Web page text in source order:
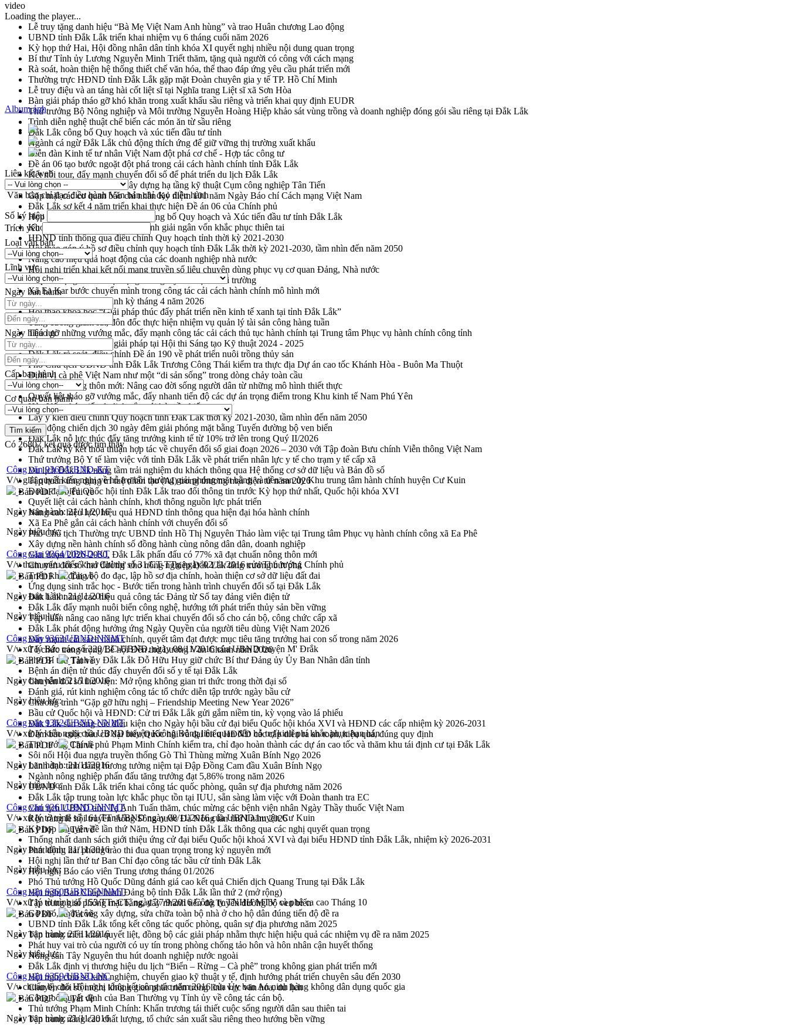
video
Loading the player...
Lễ truy tặng danh hiệu “Bà Mẹ Việt Nam Anh hùng” và trao Huân chương Lao động
UBND tỉnh Đắk Lắk triển khai nhiệm vụ 6 tháng cuối năm 2026
Kỳ họp thứ Hai, Hội đồng nhân dân tỉnh khóa XI quyết nghị nhiều nội dung quan trọng
Bí thư Tỉnh ủy Lương Nguyễn Minh Triết thăm, tặng quà người có công với cách mạng
Rà soát, hoàn thiện hệ thống thiết chế văn hóa, thể thao đáp ứng yêu cầu phát triển mới
Thường trực HĐND tỉnh Đắk Lắk gặp mặt Đoàn chuyên gia y tế TP. Hồ Chí Minh
Lễ truy điệu và an táng hài cốt liệt sĩ tại Nghĩa trang Liệt sĩ xã Sơn Hòa
Bàn giải pháp tháo gỡ khó khăn trong xuất khẩu sầu riêng và triển khai quy định EUDR
Thứ trưởng Bộ Nông nghiệp và Môi trường Nguyễn Hoàng Hiệp khảo sát vùng trồng và doanh nghiệp đóng gói sầu riêng tại Đắk Lắk
Trình diễn nghệ thuật chế biến các món ăn từ sầu riêng
Đắk Lắk công bố Quy hoạch và xúc tiến đầu tư tỉnh
Ngành cá ngừ Đắk Lắk chủ động thích ứng để giữ vững thị trường xuất khẩu
Diễn đàn Kinh tế tư nhân Việt Nam đột phá cơ chế - Hợp tác công tư
Đề án 06 tạo bước ngoặt đột phá trong cải cách hành chính tỉnh Đắk Lắk
Kết nối tour, đẩy mạnh chuyển đổi số để phát triển du lịch Đắk Lắk
Khởi động Dự án Đầu tư xây dựng hạ tầng kỹ thuật Cụm công nghiệp Tân Tiến
Gặp mặt các cơ quan báo chí nhân Kỷ niệm 101 năm Ngày Báo chí Cách mạng Việt Nam
Đắk Lắk sơ kết 4 năm triển khai thực hiện Đề án 06 của Chính phủ
Họp báo thông tin về Hội nghị Công bố Quy hoạch và Xúc tiến đầu tư tỉnh Đắk Lắk
Khơi thông điểm nghẽn, đẩy nhanh giải ngân vốn khắc phục thiên tai
HĐND tỉnh thông qua điều chỉnh Quy hoạch tỉnh thời kỳ 2021-2030
Hội thảo góp ý hồ sơ điều chỉnh quy hoạch tỉnh Đắk Lắk thời kỳ 2021-2030, tầm nhìn đến năm 2050
Nâng cao hiệu quả hoạt động của các doanh nghiệp nhà nước
Hội nghị triển khai kết nối mạng truyền số liệu chuyên dùng phục vụ cơ quan Đảng, Nhà nước
Lễ phát động chuỗi hoạt động chung tay làm sạch môi trường
Xã Ea Kar bước chuyển mình trong công tác cải cách hành chính mô hình mới
UBND tỉnh họp báo định kỳ tháng 4 năm 2026
Hội thảo khoa học “Giải pháp thúc đẩy phát triển nền kinh tế xanh tại tỉnh Đắk Lắk”
Tăng cường giám sát, đôn đốc thực hiện nhiệm vụ quản lý tài sản công hàng tuần
Tháo gỡ những vướng mắc, đẩy mạnh công tác cải cách thủ tục hành chính tại Trung tâm Phục vụ hành chính công tỉnh
Đắk Lắk: Tôn vinh 46 giải pháp tại Hội thi Sáng tạo Kỹ thuật 2024 - 2025
Đắk Lắk rà soát, điều chỉnh Đề án 190 về phát triển nuôi trồng thủy sản
Phó Chủ tịch UBND tỉnh Đắk Lắk Trương Công Thái kiểm tra thực địa Dự án cao tốc Khánh Hòa - Buôn Ma Thuột
Định vị cà phê Việt Nam như một “di sản sống” trong dòng chảy toàn cầu
Xây dựng nông thôn mới: Nâng cao đời sống người dân từ những mô hình thiết thực
Quyết liệt tháo gỡ vướng mắc, đẩy nhanh tiến độ các dự án trọng điểm trong Khu kinh tế Nam Phú Yên
Hòn Yến phát triển du lịch gắn với bảo tồn biển
Lấy ý kiến điều chỉnh Quy hoạch tỉnh Đắk Lắk thời kỳ 2021-2030, tầm nhìn đến năm 2050
Phát động chiến dịch 30 ngày đêm giải phóng mặt bằng Tuyến đường bộ ven biển
Đắk Lắk nỗ lực thúc đẩy tăng trưởng kinh tế từ 10% trở lên trong Quý II/2026
Đắk Lắk ký kết thỏa thuận hợp tác về chuyển đổi số giai đoạn 2026 – 2030 với Tập đoàn Bưu chính Viễn thông Việt Nam
Thứ trưởng Bộ Y tế làm việc với tỉnh Đắk Lắk về phát triển nhân lực y tế cho trạm y tế cấp xã
Du lịch Đắk Lắk nâng tầm trải nghiệm du khách thông qua Hệ thống cơ sở dữ liệu và Bản đồ số
Tập huấn ứng dụng trí tuệ nhân tạo (AI) trong thương mại điện tử năm 2026
Đoàn đại biểu Quốc hội tỉnh Đắk Lắk trao đổi thông tin trước Kỳ họp thứ nhất, Quốc hội khóa XVI
Quyết liệt cải cách hành chính, khơi thông nguồn lực phát triển
Nâng cao hiệu lực, hiệu quả HĐND tỉnh thông qua hiện đại hóa hành chính
Xã Ea Phê gắn cải cách hành chính với chuyển đổi số
Phó Chủ tịch Thường trực UBND tỉnh Hồ Thị Nguyên Thảo làm việc tại Trung tâm Phục vụ hành chính công xã Ea Phê
Xây dựng nền hành chính số đồng hành cùng nông dân dân, doanh nghiệp
Giai đoạn 2026-2030, Đắk Lắk phấn đấu có 77% xã đạt chuẩn nông thôn mới
Chuyển đổi số 'mở đường' cho nông nghiệp Đắk Lắk tăng trưởng bứt phá
Triển khai đồng bộ đo đạc, lập hồ sơ địa chính, hoàn thiện cơ sở dữ liệu đất đai
Ứng dụng sinh trắc học - Bước tiến trong hành trình chuyển đổi số tại Đắk Lắk
Đắk Lắk nâng cao hiệu quả công tác Đảng từ Sổ tay đảng viên điện tử
Đắk Lắk đẩy mạnh nuôi biển công nghệ, hướng tới phát triển thủy sản bền vững
Tập huấn nâng cao năng lực triển khai chuyển đổi số cho cán bộ, công chức cấp xã
Đắk Lắk phát động hưởng ứng Ngày Quyền của người tiêu dùng Việt Nam 2026
Đẩy mạnh cải cách hành chính, quyết tâm đạt được mục tiêu tăng trưởng hai con số trong năm 2026
Tổ chức trang trọng Lễ hội Đền thờ Lương Văn Chánh năm 2026
Phó Bí thư Tỉnh ủy Đắk Lắk Đỗ Hữu Huy giữ chức Bí thư Đảng ủy Ủy Ban Nhân dân tỉnh
Bệnh án điện tử thúc đẩy chuyển đổi số y tế tại Đắk Lắk
Chuyển đổi số thư viện: Mở rộng không gian tri thức trong thời đại số
Đánh giá, rút kinh nghiệm công tác tổ chức diễn tập trước ngày bầu cử
Chương trình “Gặp gỡ hữu nghị – Friendship Meeting New Year 2026”
Bầu cử Quốc hội và HĐND: Cử tri Đắk Lắk gửi gắm niềm tin, kỳ vọng vào lá phiếu
Đắk Lắk sẵn sàng các điều kiện cho Ngày hội bầu cử đại biểu Quốc hội khóa XVI và HĐND các cấp nhiệm kỳ 2026-2031
Đảm bảo cuộc bầu cử đại biểu Quốc hội và đại biểu HĐND các cấp diễn ra an toàn, hiệu quả, đúng quy định
Thủ tướng Chính phủ Phạm Minh Chính kiểm tra, chỉ đạo hoàn thành các dự án cao tốc và thăm khu tái định cư tại Đắk Lắk
Sôi nổi Hội đua ngựa truyền thống Gò Thì Thùng mừng Xuân Bính Ngọ 2026
Lãnh đạo tỉnh dâng hương tưởng niệm tại Đập Đồng Cam đầu Xuân Bính Ngọ
Ngành nông nghiệp phấn đấu tăng trưởng đạt 5,86% trong năm 2026
UBND tỉnh Đắk Lắk triển khai công tác quốc phòng, quân sự địa phương năm 2026
Đắk Lắk tập trung toàn lực khắc phục tồn tại IUU, sẵn sàng làm việc với Đoàn thanh tra EC
Chủ tịch UBND tỉnh Tạ Anh Tuấn thăm, chúc mừng các bệnh viện nhân Ngày Thầy thuốc Việt Nam
Rộn ràng lễ hội truyền thống Sông nước Đà Nông lần thứ I năm 2026
Kỳ họp Chuyên đề lần thứ Năm, HĐND tỉnh Đắk Lắk thông qua các nghị quyết quan trọng
Thống nhất danh sách giới thiệu ứng cử đại biểu Quốc hội khoá XVI và đại biểu HĐND tỉnh Đắk Lắk, nhiệm kỳ 2026-2031
Phát động hai phong trào thi đua quan trọng trong kỷ nguyên mới
Hội nghị lần thứ tư Ban Chỉ đạo công tác bầu cử tỉnh Đắk Lắk
Hội nghị Báo cáo viên Trung ương tháng 01/2026
Phó Thủ tướng Hồ Quốc Dũng đánh giá cao kết quả Chiến dịch Quang Trung tại Đắk Lắk
Hội nghị Ban Chấp hành Đảng bộ tỉnh Đắk Lắk lần thứ 2 (mở rộng)
Tập trung giải phóng mặt bằng, đẩy nhanh tiến độ Tuyến đường bộ ven biển
Gỡ khó, khởi công xây dựng, sửa chữa toàn bộ nhà ở cho hộ dân đúng tiến độ đề ra
UBND tỉnh Đắk Lắk tổng kết công tác quốc phòng, quân sự địa phương năm 2025
Tập trung triển khai quyết liệt, đồng bộ các giải pháp nhằm thực hiện hiệu quả các nhiệm vụ đề ra năm 2025
Phát huy vai trò của người có uy tín trong phòng chống tảo hôn và hôn nhân cận huyết thống
Nông sản Tây Nguyên thu hút doanh nghiệp nước ngoài
Đắk Lắk định vị thương hiệu du lịch “Biển – Rừng – Cà phê” trong không gian phát triển mới
Hội nghị chia sẻ kinh nghiệm, chuyển giao kỹ thuật y tế, định hướng phát triển chuyên sâu đến 2030
Chuyển đổi số mở ra không gian phát triển trong lĩnh vực văn hóa, du lịch
Công bố quyết định của Ban Thường vụ Tỉnh ủy về công tác cán bộ.
Thủ tướng Phạm Minh Chính: Khẩn trương tái thiết cuộc sống người dân sau thiên tai
Tập trung nâng cao chất lượng, tổ chức sản xuất sầu riêng theo hướng bền vững
Album ảnh
Liên kết web
Văn bản chỉ đạo điều hành Văn bản chỉ đạo điều hành
Số ký hiệu
Trích yếu
Loại văn bản
Lĩnh vực
Ngày ban hành
Ngày hiệu lực
Cấp ban hành
Cơ quan ban hành
Có 26807kết quả được tìm thấy
Công văn 9365/UBND-KT
V/v giải quyết kiến nghị về hỗ trợ bồi thường giải phóng mặt bằng và tiền san ủy Khu trung tâm hành chính huyện Cư Kuin
Bản PDF
Tải về
Ngày ban hành:21/11/2016
Ngày hiệu lực:
Công văn 9364/UBND-KT
V/v tham mưu triển khai Chỉ thị số 31/CT-TTg ngày 02/11/2016 của Thủ tướng Chính phủ
Bản PDF
Tải về
Ngày ban hành:21/11/2016
Ngày hiệu lực:
Công văn 9363/UBND-NNMT
V/v xử lý Báo cáo số 220/BC-UBND, ngày 08/11/2016 của UBND huyện M' Đrắk
Bản PDF
Tải về
Ngày ban hành:21/11/2016
Ngày hiệu lực:
Công văn 9362/UBND-NNMT
V/v xử lý kiến nghị của UBND huyện Krông Bông liên quan đến hỗ trợ kinh phí khắc phục hạn hán
Bản PDF
Tải về
Ngày ban hành:21/11/2016
Ngày hiệu lực:
Công văn 9361/UBND-NNMT
V/v xử lý tờ trình số 161/TTr-UBND ngày 08/11/2016 của UBND huyện Cư Kuin
Bản PDF
Tải về
Ngày ban hành: 21/11/2016
Ngày hiệu lực:
Công văn 9360/UBND-NNMT
V/v xử lý tờ trình số 153/TTr-CT, ngày 27/9/2016 Công ty TNHH MTV cà phê ca cao Tháng 10
Bản PDF
Tải về
Ngày ban hành:21/11/2016
Ngày hiệu lực:
Công văn 9359/UBND-NC
V/v chuẩn bị cho Hội nghị tổng kết công tác năm 2016 của Ủy ban An ninh hàng không dân dụng quốc gia
Bản PDF
Tải về
Ngày ban hành:21/11/2016